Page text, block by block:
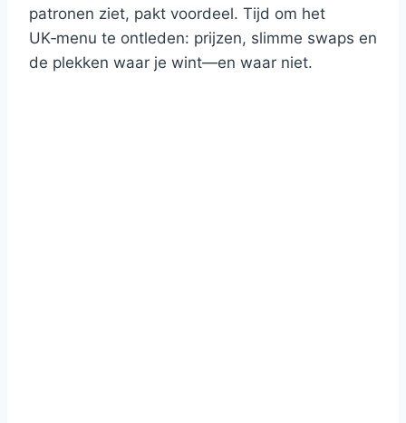
patronen ziet, pakt voordeel. Tijd om het
UK‑menu te ontleden: prijzen, slimme swaps en
de plekken waar je wint—en waar niet.